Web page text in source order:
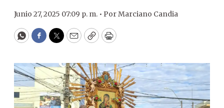
Junio 27, 2025 07:09 p. m. • PorMarciano Candia
WhatsApp
Facebook
Twitter
EmailCopyPrint